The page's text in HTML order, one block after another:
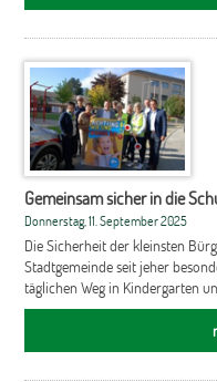
Gemeinsam sicher in die
Donnerstag, 11. September 2025
Die Sicherheit der kleinsten
Stadtgemeinde seit jeher
täglichen Weg in Kindergarten